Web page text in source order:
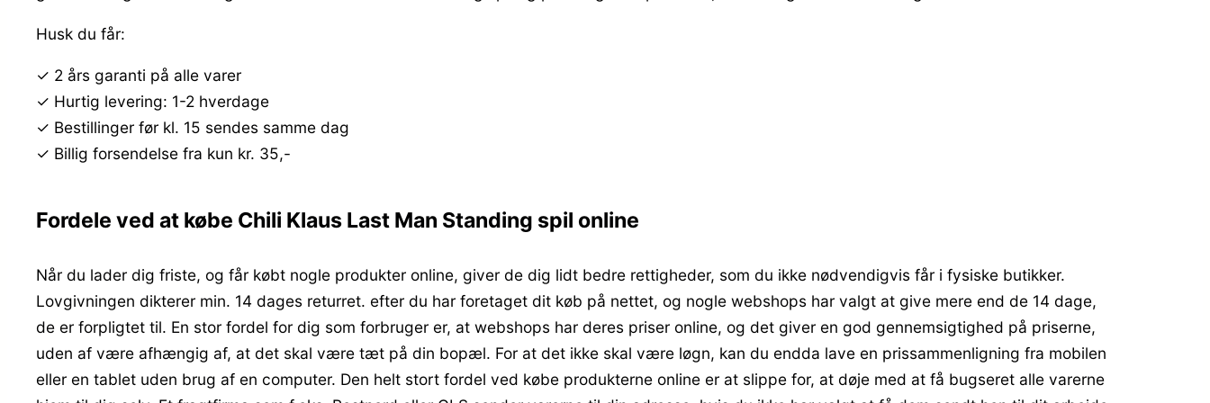
Husk du får:
✓ 2 års garanti på alle varer
✓ Hurtig levering: 1-2 hverdage
✓ Bestillinger før kl. 15 sendes samme dag
✓ Billig forsendelse fra kun kr. 35,-
Fordele ved at købe Chili Klaus Last Man Standing spil online
Når du lader dig friste, og får købt nogle produkter online, giver de dig lidt bedre rettigheder, som du ikke nødvendigvis får i fysiske butikker.
Lovgivningen dikterer min. 14 dages returret. efter du har foretaget dit køb på nettet, og nogle webshops har valgt at give mere end de 14 dage,
de er forpligtet til. En stor fordel for dig som forbruger er, at webshops har deres priser online, og det giver en god gennemsigtighed på priserne,
uden af være afhængig af, at det skal være tæt på din bopæl. For at det ikke skal være løgn, kan du endda lave en prissammenligning fra mobilen
eller en tablet uden brug af en computer. Den helt stort fordel ved købe produkterne online er at slippe for, at døje med at få bugseret alle varerne